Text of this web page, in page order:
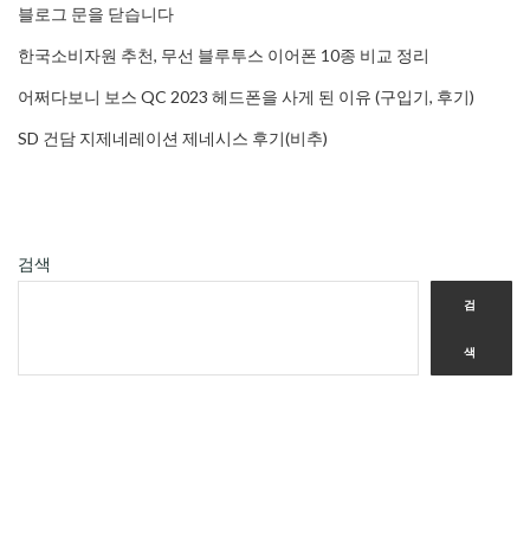
블로그 문을 닫습니다
한국소비자원 추천, 무선 블루투스 이어폰 10종 비교 정리
어쩌다보니 보스 QC 2023 헤드폰을 사게 된 이유 (구입기, 후기)
SD 건담 지제네레이션 제네시스 후기(비추)
검색
검
색